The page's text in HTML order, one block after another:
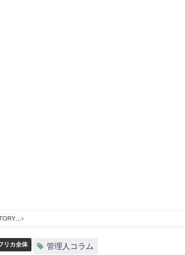
リカ全体 管理人コラム